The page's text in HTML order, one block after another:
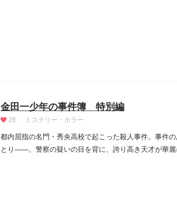
金田一少年の事件簿 特別編
28 ミステリー・ホラー
都内屈指の名門・秀央高校で起こった殺人事件。事件
とり――。警察の疑いの目を背に、誇り高き天才が華